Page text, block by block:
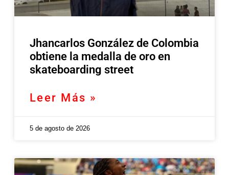
Jhancarlos González de Colombia
obtiene la medalla de oro en
skateboarding street
Leer Más »
5 de agosto de 2026